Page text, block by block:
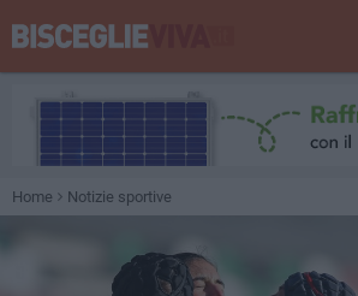
Home Notizie sportive